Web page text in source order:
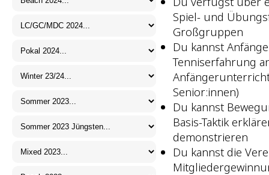
Spiel- und
Großgruppen
Du kannst
Tenniserfahrung
Senior:innen)
Du kannst
Basis-Taktik
demonstrieren
Du kannst die